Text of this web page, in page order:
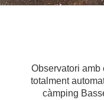
Observatori amb
totalment
càmping